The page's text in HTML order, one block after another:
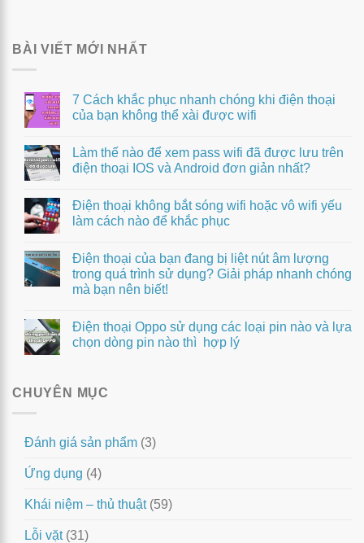
BÀI VIẾT MỚI NHẤT
7 Cách khắc phục nhanh chóng khi điện thoại
của bạn không thể xài được wifi
Làm thế nào để xem pass wifi đã được lưu trên
điện thoại IOS và Android đơn giản nhất?
Điện thoại không bắt sóng wifi hoặc vô wifi yếu
làm cách nào để khắc phục
Điện thoại của bạn đang bị liệt nút âm lượng
trong quá trình sử dụng? Giải pháp nhanh chóng
mà bạn nên biết!
Điện thoại Oppo sử dụng các loại pin nào và lựa
chọn dòng pin nào thì hợp lý
CHUYÊN MỤC
Đánh giá sản phẩm (3)
Ứng dụng (4)
Khái niệm – thủ thuật(59)
Lỗi vặt(31)